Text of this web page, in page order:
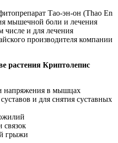
Тао-эн-он (Thao En
мышечной боли и лечения
числе и для лечения
производителя компании
растения Криптолепис
напряжения в мышцах
и для снятия суставных
связок
грыжи